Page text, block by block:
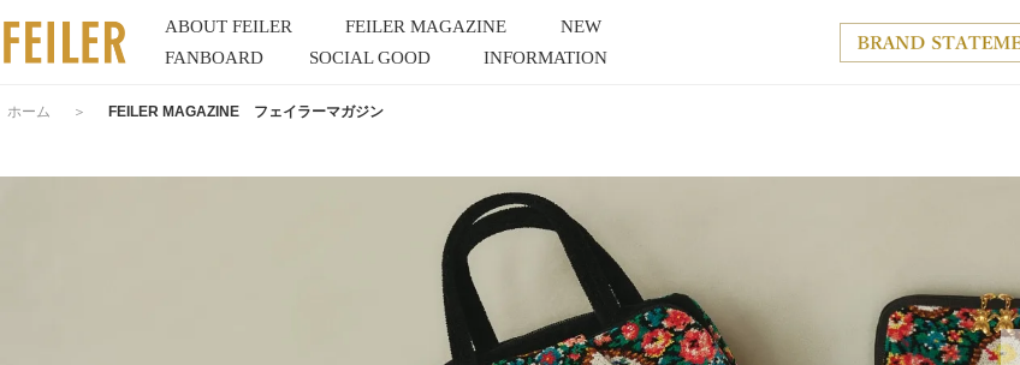
ABOUT FEILER FEILER MAGAZINE
NEW
FANBOARD
SOCIAL GOOD INFORMATION
ホーム ＞ FEILER MAGAZINE フェイラーマガジン